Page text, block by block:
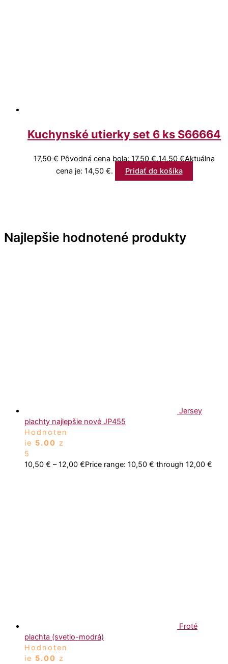
Najlepšie hodnotené produkty
Jersey
plachty najlepšie nové JP455
Hodnoten
ie 5.00 z
5
10,50 € – 12,00 €Price range: 10,50 € through 12,00 €
Froté
plachta (svetlo-modrá)
Hodnoten
ie 5.00 z
Kuchynské utierky set 6 ks S66664
17,50€ Pôvodná cena bola: 17,50 €.14,50 €Aktuálna
cena je: 14,50 €.
Pridať do košíka